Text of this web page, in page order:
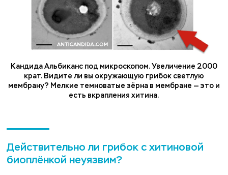
Кандида Альбиканс под микроскопом. Увеличение 2000
крат. Видите ли вы окружающую грибок светлую
мембрану? Мелкие темноватые зёрна в мембране — это и
есть вкрапления хитина.
Действительно ли грибок с хитиновой
биоплёнкой неуязвим?